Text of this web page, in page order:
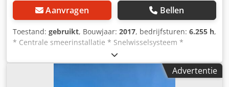
Aanvragen Bellen
Toestand: gebruikt, Bouwjaar: 2017, bedrijfsturen: 6.255 h,
* Centrale smeerinstallatie * Snelwisselsysteem *
Motorvermogen: 75 kW * Bedrijfsgewicht: 5.900 kg *
Toelaatbaar totaal gewicht: 6.500 kg Dcsdpfxeq Nigmo
Agyjk * 2 versnellingen ----Intern voertuignummer: 8378----
Advertentie